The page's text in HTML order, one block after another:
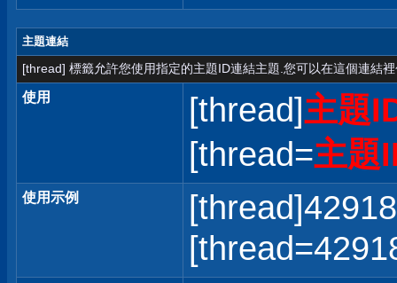
主題連結
[thread] 標籤允許您使用指定的主題ID連結主題.您可以在這個連結
使用 [thread]主題
[thread=主題
使用示例